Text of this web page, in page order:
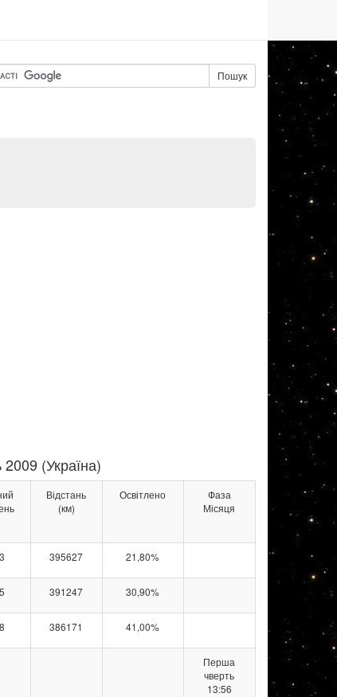
Пошук
(Україна)
Відстань
(км)
Освітлено
Фаза
Місяця
395627 21,80%
391247 30,90%
386171 41,00%
Перша
чверть
13:56